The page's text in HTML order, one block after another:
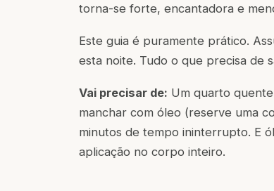
torna-se forte, encantadora e
Este guia é puramente prático.
esta noite. Tudo o que precisa de
Vai precisar de: Um quarto
manchar com óleo (reserve uma
minutos de tempo ininterrupto. E
aplicação no corpo inteiro.